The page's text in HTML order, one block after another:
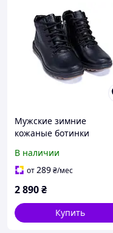
Мужские зимние
кожаные ботинки
(флотар), шерсть
В наличии
от289₴/мес
2 890₴
Купить